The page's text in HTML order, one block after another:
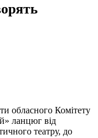
обласного Комітету
ланцюг від
театру, до